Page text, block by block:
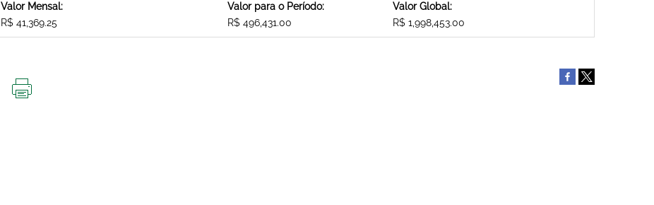
Valor Mensal:
R$ 41,369.25
Valor para o Período:
R$ 496,431.00
Valor Global:
R$ 1,998,453.00